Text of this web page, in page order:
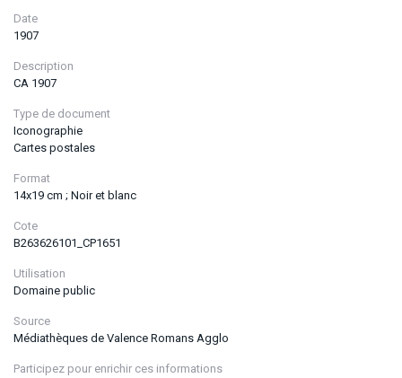
Date
1907
Description
CA 1907
Type de document
Iconographie
Cartes postales
Format
14x19 cm ; Noir et blanc
Cote
B263626101_CP1651
Utilisation
Domaine public
Source
Médiathèques de Valence Romans Agglo
Participez pour enrichir ces informations